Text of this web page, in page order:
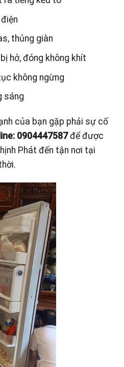
thủng giàn
hở, đóng không khít
không ngừng
sáng
của bạn gặp phải sự cố
0904447587để được
Phát đến tận nơi tại